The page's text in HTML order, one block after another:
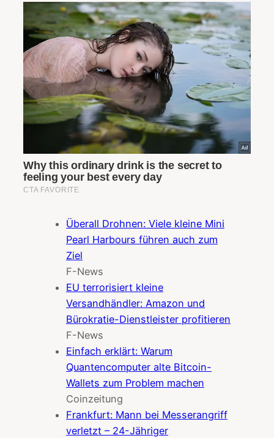
Überall Drohnen: Viele kleine Mini
Pearl Harbours führen auch zum
Ziel
F-News
EU terrorisiert kleine
Versandhändler: Amazon und
Bürokratie-Dienstleister profitieren
F-News
Einfach erklärt: Warum
Quantencomputer alte Bitcoin-
Wallets zum Problem machen
Coinzeitung
Frankfurt: Mann bei Messerangriff
verletzt – 24-Jähriger